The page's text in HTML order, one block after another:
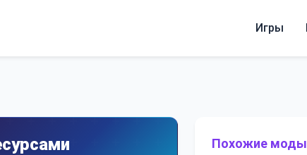
Игры
Похожие моды